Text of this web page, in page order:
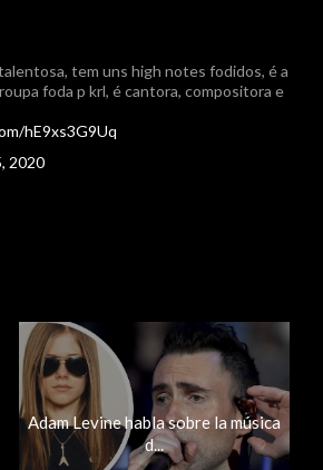
tem uns high notes fodidos, é a
foda p krl, é cantora, compositora e
hE9xs3G9Uq
2020
Adam Levine habla sobre la música
d...